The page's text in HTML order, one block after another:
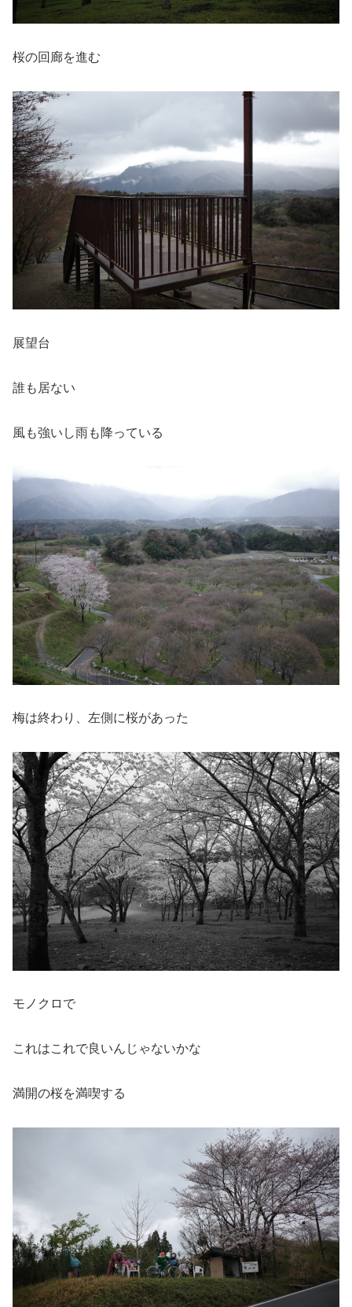
桜の回廊を進む
展望台
誰も居ない
風も強いし雨も降っている
梅は終わり、左側に桜があった
モノクロで
これはこれで良いんじゃないかな
満開の桜を満喫する